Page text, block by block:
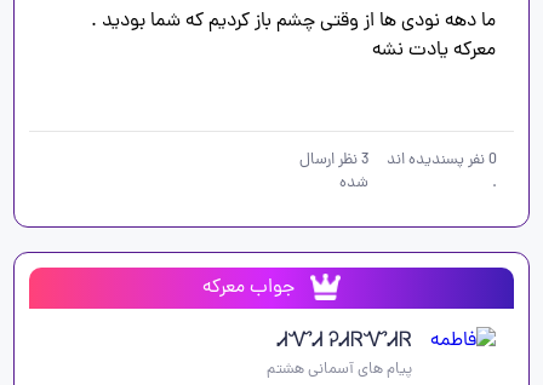
0نفر پسندیده اند
.
3نظر ارسال
شده
جواب معرکه
ᏗᏉᏗ ᎮᏗᏒᏉᏗᏒ
پیام های آسمانی هشتم